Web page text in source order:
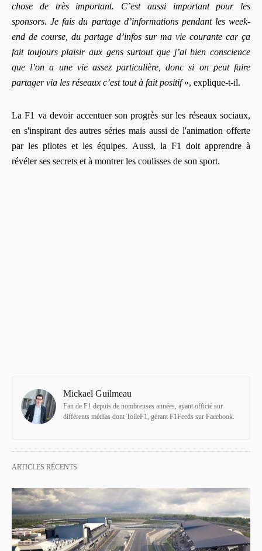
chose de très important. C’est aussi important pour les
sponsors. Je fais du partage d’informations pendant les week-
end de course, du partage d’infos sur ma vie courante car ça
fait toujours plaisir aux gens surtout que j’ai bien conscience
que l’on a une vie assez particulière, donc si on peut faire
partager via les réseaux c’est tout à fait positif», explique-t-il.
La F1 va devoir accentuer son progrès sur les réseaux sociaux,
en s'inspirant des autres séries mais aussi de l'animation offerte
par les pilotes et les équipes. Aussi, la F1 doit apprendre à
révéler ses secrets et à montrer les coulisses de son sport.
Mickael Guilmeau
Fan de F1 depuis de nombreuses années, ayant officié sur
différents médias dont ToileF1, gérant F1Feeds sur Facebook.
ARTICLES RÉCENTS